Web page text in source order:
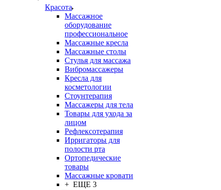
Красота
Массажное
оборудование
профессиональное
Массажные кресла
Массажные столы
Стулья для массажа
Вибромассажеры
Кресла для
косметологии
Стоунтерапия
Массажеры для тела
Товары для ухода за
лицом
Рефлексотерапия
Ирригаторы для
полости рта
Ортопедические
товары
Массажные кровати
+ ЕЩЕ 3